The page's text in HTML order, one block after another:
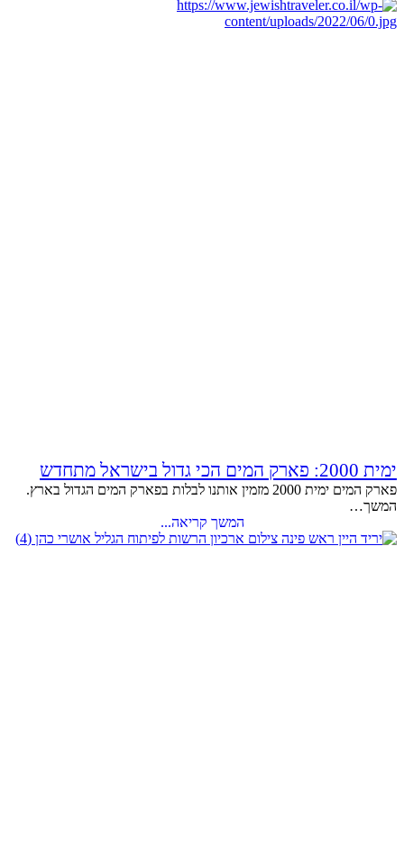
ימית 2000: פארק המים הכי גדול בישראל מתחדש
פארק המים ימית 2000 מזמין אותנו לבלות בפארק המים הגדול בארץ.
המשך…
המשך קריאה...